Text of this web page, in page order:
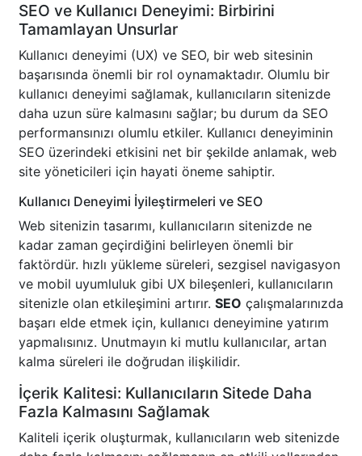
SEO ve Kullanıcı Deneyimi: Birbirini
Tamamlayan Unsurlar
Kullanıcı deneyimi (UX) ve SEO, bir web sitesinin
başarısında önemli bir rol oynamaktadır. Olumlu bir
kullanıcı deneyimi sağlamak, kullanıcıların sitenizde
daha uzun süre kalmasını sağlar; bu durum da SEO
performansınızı olumlu etkiler. Kullanıcı deneyiminin
SEO üzerindeki etkisini net bir şekilde anlamak, web
site yöneticileri için hayati öneme sahiptir.
Kullanıcı Deneyimi İyileştirmeleri ve SEO
Web sitenizin tasarımı, kullanıcıların sitenizde ne
kadar zaman geçirdiğini belirleyen önemli bir
faktördür. hızlı yükleme süreleri, sezgisel navigasyon
ve mobil uyumluluk gibi UX bileşenleri, kullanıcıların
sitenizle olan etkileşimini artırır. SEO çalışmalarınızda
başarı elde etmek için, kullanıcı deneyimine yatırım
yapmalısınız. Unutmayın ki mutlu kullanıcılar, artan
kalma süreleri ile doğrudan ilişkilidir.
İçerik Kalitesi: Kullanıcıların Sitede Daha
Fazla Kalmasını Sağlamak
Kaliteli içerik oluşturmak, kullanıcıların web sitenizde